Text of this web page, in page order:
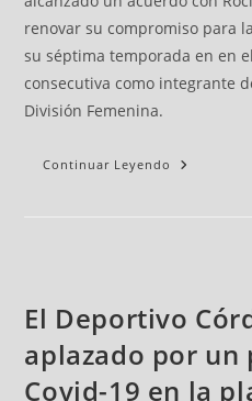
renovar su compromiso para
su séptima temporada en en
consecutiva como integrante
División Femenina.
Continuar Leyendo
El Deportivo
aplazado por un
Covid-19 en la